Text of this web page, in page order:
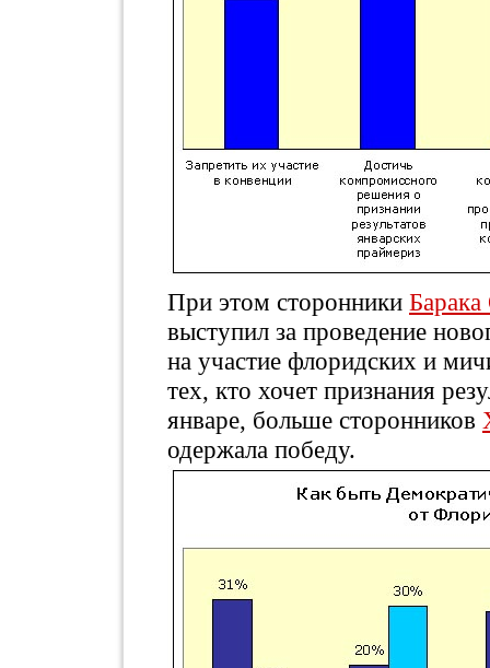
При этом сторонники
выступил за проведение
на участие флоридских и
тех, кто хочет признания
январе, больше сторонников
одержала победу.